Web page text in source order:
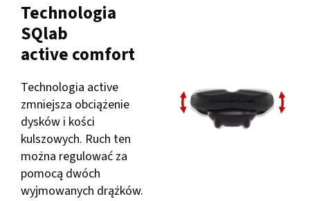
Technologia
SQlab
activecomfort
Technologia active
zmniejsza obciążenie
dysków i kości
kulszowych. Ruch ten
można regulować za
pomocą dwóch
wyjmowanych drążków.